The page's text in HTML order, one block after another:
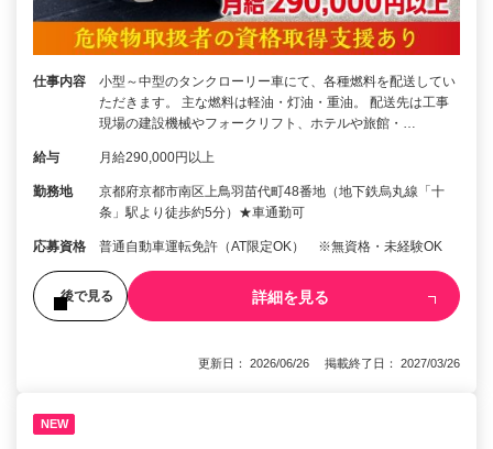
仕事内容
小型～中型のタンクローリー車にて、各種燃料を配送してい
ただきます。 主な燃料は軽油・灯油・重油。 配送先は工事
現場の建設機械やフォークリフト、ホテルや旅館・…
給与 月給290,000円以上
勤務地
京都府京都市南区上鳥羽苗代町48番地（地下鉄烏丸線「十
条」駅より徒歩約5分）★車通勤可
応募資格 普通自動車運転免許（AT限定OK） ※無資格・未経験OK
後で見る 詳細を見る
更新日： 2026/06/26 掲載終了日： 2027/03/26
NEW